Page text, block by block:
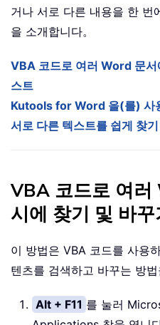
거나 서로 다른 내용을 한 번
을 소개합니다。
VBA 코드로 여러 Word 문서
스트
Kutools for Word 을(를) 사
서로 다른 텍스트를 쉽게 찾
VBA 코드로 여
시에 찾기 및 바
이 방법은 VBA 코드를 사용
텐츠를 검색하고 바꾸는 방법
Alt + F11 를 눌러